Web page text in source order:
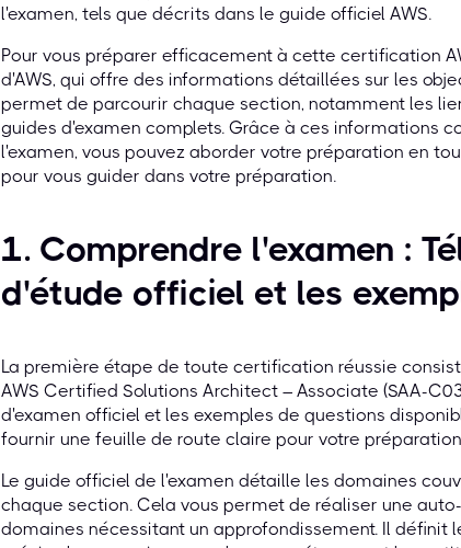
l'examen, tels que décrits dans le guide officiel AWS.
Pour vous préparer efficacement à cette certification
d'AWS, qui offre des informations détaillées sur les
permet de parcourir chaque section, notamment les
guides d'examen complets. Grâce à ces informations
l'examen, vous pouvez aborder votre préparation en
pour vous guider dans votre préparation.
1. Comprendre l'examen :
d'étude officiel et les
La première étape de toute certification réussie
AWS Certified Solutions Architect – Associate (SAA-
d'examen officiel et les exemples de questions
fournir une feuille de route claire pour votre
Le guide officiel de l'examen détaille les domaines
chaque section. Cela vous permet de réaliser une
domaines nécessitant un approfondissement. Il